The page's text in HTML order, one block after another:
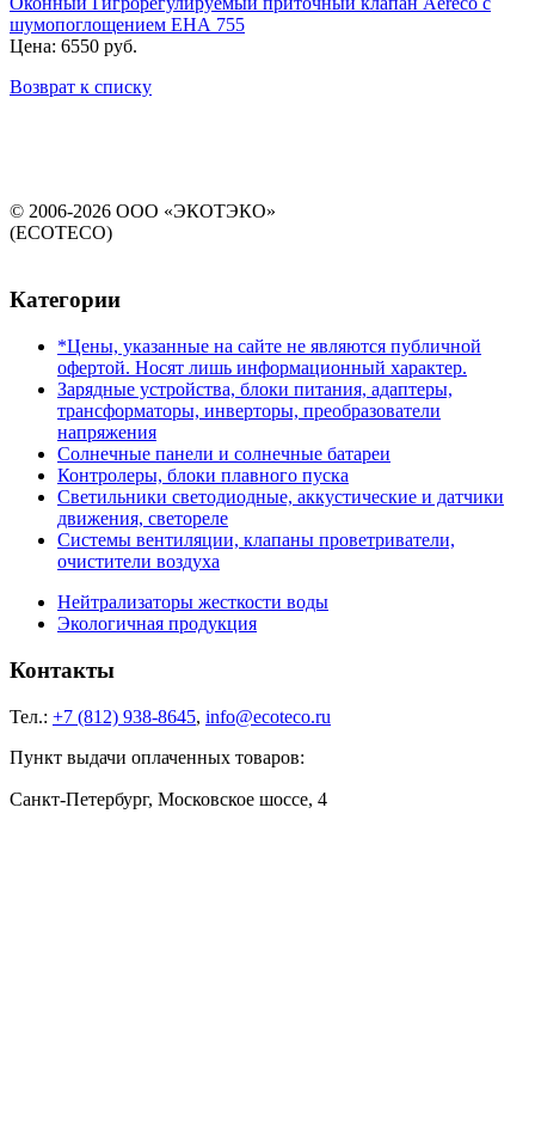
шумопоглощением ЕНА 755
Цена: 6550 руб.
Возврат к списку
© 2006-2026 ООО «ЭКОТЭКО»
(ECOTECO)
Категории
*Цены, указанные на сайте не являются публичной
офертой. Носят лишь информационный характер.
Зарядные устройства, блоки питания, адаптеры,
трансформаторы, инверторы, преобразователи
напряжения
Солнечные панели и солнечные батареи
Контролеры, блоки плавного пуска
Светильники светодиодные, аккустические и датчики
движения, светореле
Системы вентиляции, клапаны проветриватели,
очистители воздуха
Нейтрализаторы жесткости воды
Экологичная продукция
Контакты
Тел.: +7 (812) 938-8645, info@ecoteco.ru
Пункт выдачи оплаченных товаров:
Санкт-Петербург, Московское шоссе, 4